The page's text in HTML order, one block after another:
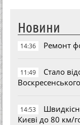
Новини
14:36 Ремонт
11:49
Стало
14:53
Києві до 80 км/